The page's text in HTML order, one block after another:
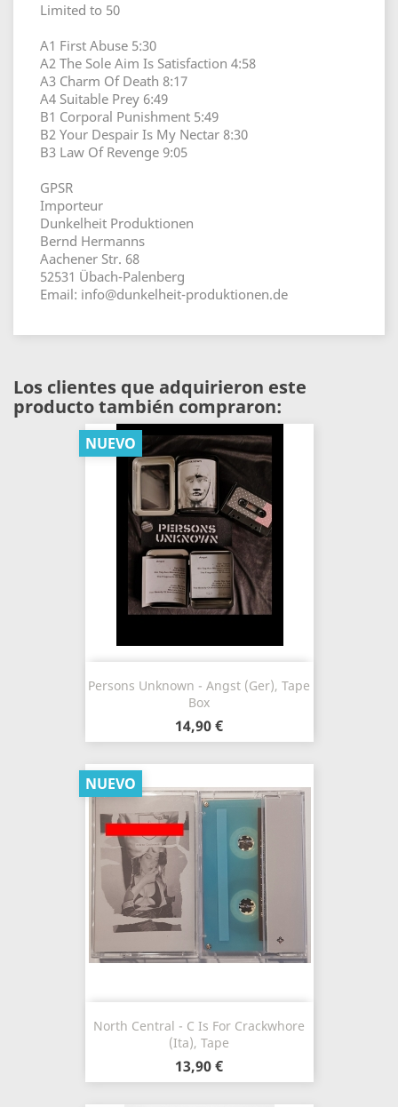
Limited to 50
A1 First Abuse 5:30
A2 The Sole Aim Is Satisfaction 4:58
A3 Charm Of Death 8:17
A4 Suitable Prey 6:49
B1 Corporal Punishment 5:49
B2 Your Despair Is My Nectar 8:30
B3 Law Of Revenge 9:05
GPSR
Importeur
Dunkelheit Produktionen
Bernd Hermanns
Aachener Str. 68
52531 Übach-Palenberg
Email: info@dunkelheit-produktionen.de
Los clientes que adquirieron este
producto también compraron:
Persons Unknown - Angst (Ger), Tape
Box
14,90 €
NUEVO
North Central - C Is For Crackwhore
(Ita), Tape
13,90 €
NUEVO